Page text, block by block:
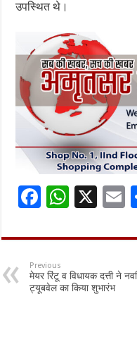
उपस्थित थे।
F
e
b
o
W
at
sA
p
X
E
Previous
मेयर रिंटू व विधायक दत्ती ने
ट्यूबवेल का किया शुभारंभ